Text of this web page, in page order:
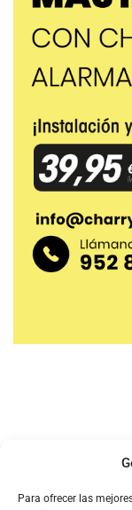
Para ofrecer las